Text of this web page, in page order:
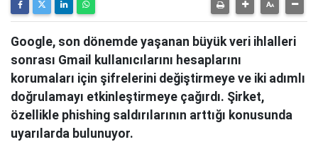
Google, son dönemde yaşanan büyük veri ihlalleri
sonrası Gmail kullanıcılarını hesaplarını
korumaları için şifrelerini değiştirmeye ve iki adımlı
doğrulamayı etkinleştirmeye çağırdı. Şirket,
özellikle phishing saldırılarının arttığı konusunda
uyarılarda bulunuyor.